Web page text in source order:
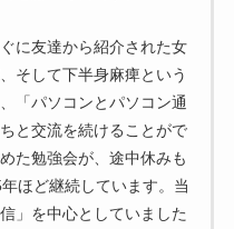
に友達から紹介された女
そして下半身麻痺という
「パソコンとパソコン通
と交流を続けることがで
た勉強会が、途中休みも
ほど継続しています。当
」を中心としていました